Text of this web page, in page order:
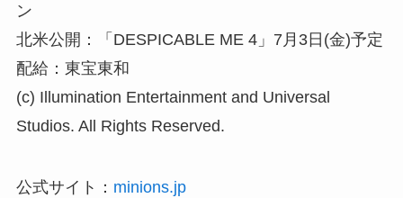
ン
北米公開：「DESPICABLE ME 4」7月3日(金)予定
配給：東宝東和
(c) Illumination Entertainment and Universal
Studios. All Rights Reserved.
公式サイト： minions.jp